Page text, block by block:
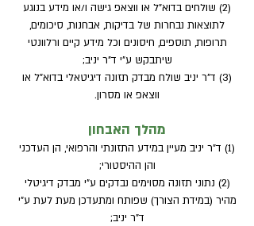
(2) שולחים בדוא"ל או ווצאפ גישה ו/או מידע בנוגע
לתוצאות נבחרות של בדיקות, אבחנות, סיכומים,
תרופות, תוספים, חיסונים וכל מידע קיים ורלוונטי
שיתבקש ע"י ד"ר יניב;
(3) ד"ר יניב שולח מבדק תזונה דיגיטאלי בדוא"ל או
ווצאפ או מסרון.
מהלך האבחון
(1) ד"ר יניב מעיין במידע התזונתי והרפואי, הן העדכני
והן ההיסטורי;
(2) נתוני תזונה מסוימים נבדקים ע"י מבדק דיגיטלי
מהיר (במידת הצורך) שפותח ומתעדכן מעת לעת ע"י
ד"ר יניב;